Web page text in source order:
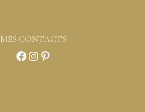
MES CONTACTS
Facebook
Instagram
Pinterest